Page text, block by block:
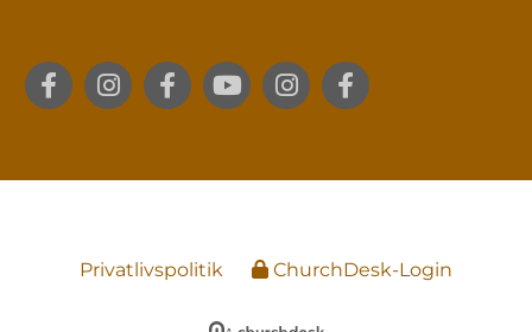
Privatlivspolitik ChurchDesk-Login